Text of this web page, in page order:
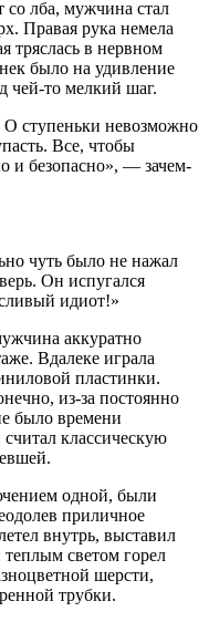
со лба, муж­чина стал
Правая рука немела
тряс­лась в нервном
было на удивление
чей-то мелкий шаг.
О ступеньки не­возможно
Все, чтобы
и безопасно», — зачем-
чуть было не на­жал
Он испугал­ся
идиот!»
аккуратно
Вдалеке играла
пластинки.
из-за посто­янно
было времени
классическую
одной, были
приличное
внутрь, выста­вил
светом го­рел
шер­сти,
трубки.